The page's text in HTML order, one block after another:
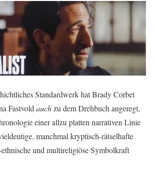
Standardwerk hat Brady Corbet
Fastvoldauchzu dem Drehbuch angeregt,
einer allzu platten narrativen Linie
manchmal kryptisch-rätselhafte
und multireligiöse Symbolkraft